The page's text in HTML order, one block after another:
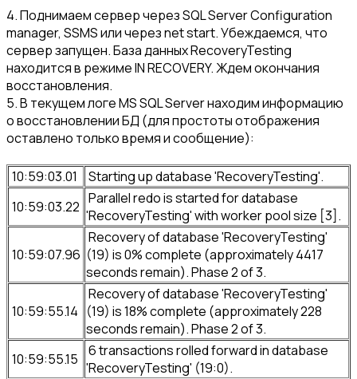
4. Поднимаем сервер через SQL Server Configuration
manager, SSMS или через net start. Убеждаемся, что
сервер запущен. База данных RecoveryTesting
находится в режиме IN RECOVERY. Ждем окончания
восстановления.
5. В текущем логе MS SQL Server находим информацию
о восстановлении БД (для простоты отображения
оставлено только время и сообщение):
10:59:03.01
Starting up database 'RecoveryTesting'.
10:59:03.22 Parallel redo is started for database
'RecoveryTesting' with worker pool size [3].
10:59:07.96
Recovery of database 'RecoveryTesting'
(19) is 0% complete (approximately 4417
seconds remain). Phase 2 of 3.
10:59:55.14
Recovery of database 'RecoveryTesting'
(19) is 18% complete (approximately 228
seconds remain). Phase 2 of 3.
10:59:55.15
6 transactions rolled forward in database
'RecoveryTesting' (19:0).